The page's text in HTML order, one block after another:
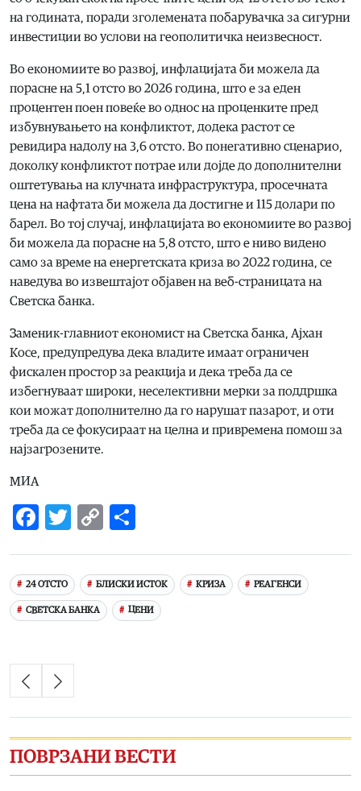
на годината, поради зголемената побарувачка за сигурни
инвестиции во услови на геополитичка неизвесност.
Во економиите во развој, инфлацијата би можела да
порасне на 5,1 отсто во 2026 година, што е за еден
процентен поен повеќе во однос на проценките пред
избувнувањето на конфликтот, додека растот се
ревидира надолу на 3,6 отсто. Во понегативно сценарио,
доколку конфликтот потрае или дојде до дополнителни
оштетувања на клучната инфраструктура, просечната
цена на нафтата би можела да достигне и 115 долари по
барел. Во тој случај, инфлацијата во економиите во развој
би можела да порасне на 5,8 отсто, што е ниво видено
само за време на енергетската криза во 2022 година, се
наведува во извештајот објавен на веб-страницата на
Светска банка.
Заменик-главниот економист на Светска банка, Ајхан
Косе, предупредува дека владите имаат ограничен
фискален простор за реакција и дека треба да се
избегнуваат широки, неселективни мерки за поддршка
кои можат дополнително да го нарушат пазарот, и оти
треба да се фокусираат на целна и привремена помош за
најзагрозените.
МИА
Facebook
Twitter
Copy
24 ОТСТО БЛИСКИ ИСТОК КРИЗА РЕАГЕНСИ
СВЕТСКА БАНКА ЦЕНИ
ПОВРЗАНИ ВЕСТИ